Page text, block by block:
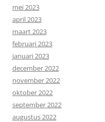
mei 2023
april 2023
maart 2023
februari 2023
januari 2023
december 2022
november 2022
oktober 2022
september 2022
augustus 2022